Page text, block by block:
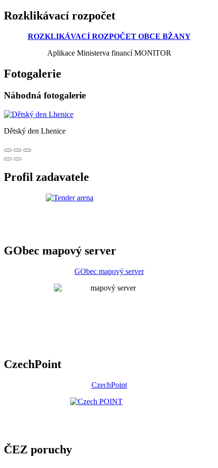
Rozklikávací rozpočet
ROZKLIKÁVACÍ ROZPOČET OBCE BŽANY
Aplikace Ministerva financí MONITOR
Fotogalerie
Náhodná fotogalerie
Dětský den Lhenice
Profil zadavatele
GObec mapový server
GObec mapový server
CzechPoint
CzechPoint
ČEZ poruchy